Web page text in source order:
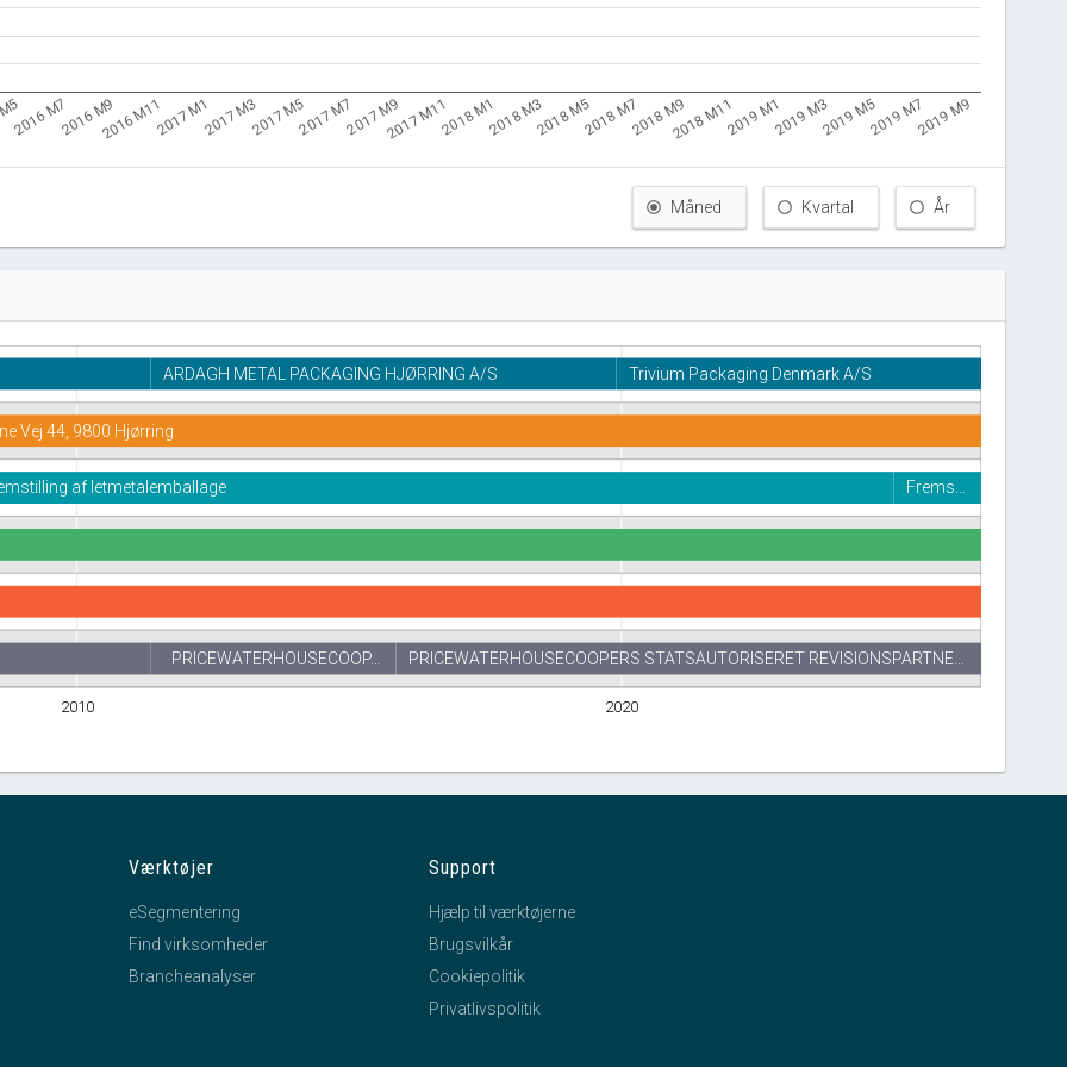
2016 M72016 M92016 M112017 M12017 M32017 M52017 M72017 M92017 M112018 M12018 M32018 M52018 M72018 M92018 M112019 M12019 M32019 M52019 M72019 M9
Måned Kvartal År
2010 2020
ARDAGH METAL PACKAGING HJØRRING A/S Trivium Packaging Denmark A/S
Vej 44, 9800 Hjørring
af letmetalemballage Frems…
PRICEWATERHOUSECOOP… PRICEWATERHOUSECOOPERS STATSAUTORISERET REVISIONSPARTNE…
Værktøjer
eSegmentering
Find virksomheder
Brancheanalyser
Support
Hjælp til værktøjerne
Brugsvilkår
Cookiepolitik
Privatlivspolitik